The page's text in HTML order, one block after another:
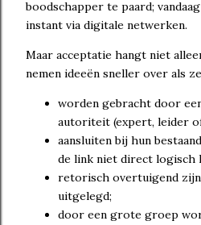
boodschapper te paard;
instant via digitale netwerken.
Maar acceptatie hangt niet
nemen ideeën sneller over als
worden gebracht door
autoriteit (expert, leider
aansluiten bij hun
de link niet direct logisch
retorisch overtuigend
uitgelegd;
door een grote groep